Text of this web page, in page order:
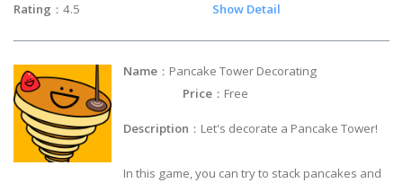
Rating ：4.5 Show Detail
Name ：Pancake Tower Decorating
Price ：Free
Description ：Let's decorate a Pancake Tower!
In this game, you can try to stack pancakes and